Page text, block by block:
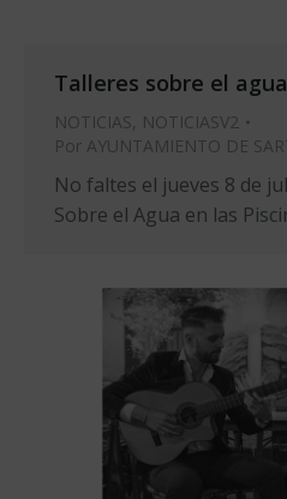
Talleres sobre el agua
NOTICIAS, NOTICIASV2
Por AYUNTAMIENTO DE
No faltes el jueves 8 de
Sobre el Agua en las